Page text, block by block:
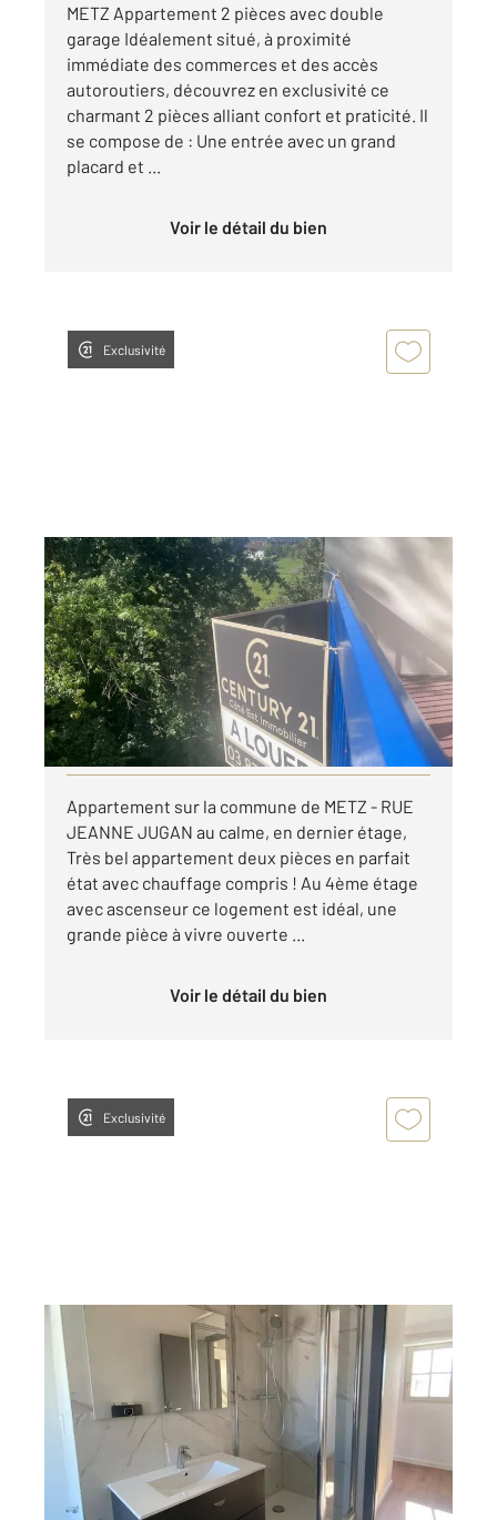
METZ Appartement 2 pièces avec double
garage Idéalement situé, à proximité
immédiate des commerces et des accès
autoroutiers, découvrez en exclusivité ce
charmant 2 pièces alliant confort et praticité. Il
se compose de : Une entrée avec un grand
placard et ...
Voir le détail du bien
Exclusivité
METZ 57
40,51 m2, 2 pièces
Ref : 28608
Appartement F2 à louer
735 €
par mois charges comprises
Visiter le site dédié
Appartement sur la commune de METZ - RUE
JEANNE JUGAN au calme, en dernier étage,
Très bel appartement deux pièces en parfait
état avec chauffage compris ! Au 4ème étage
avec ascenseur ce logement est idéal, une
grande pièce à vivre ouverte ...
Voir le détail du bien
Exclusivité
METZ 57
88,19 m
, 3 pièces
Ref : 28603
Appartement F3 à louer
1 208,26 €
par mois charges comprises
Visiter le site dédié